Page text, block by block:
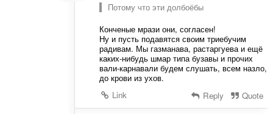
Потому что эти долбоёбы
Конченые мрази они, согласен!
Ну и пусть подавятся своим триебучим
радивам. Мы газманава, растаргуева и ещё
каких-нибудь шмар типа бузавы и прочих
вали-карнавали будем слушать, всем назло,
до крови из ухов.
Link
Reply Quote